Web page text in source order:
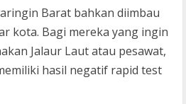
Barat bahkan diimbau
kota. Bagi mereka yang ingin
Jalaur Laut atau pesawat,
hasil negatif rapid test